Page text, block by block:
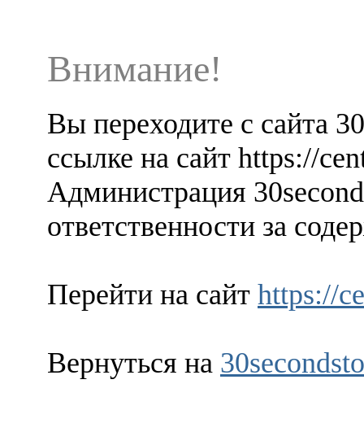
Внимание!
Вы переходите с сайта
ссылке на сайт https://
Администрация
ответственности за
Перейти на сайт https://
Вернуться на